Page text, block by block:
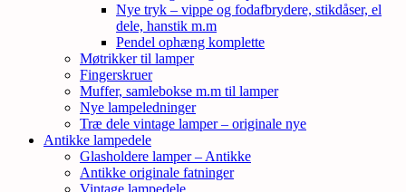
Nye tryk – vippe og fodafbrydere, stikdåser, el
dele, hanstik m.m
Pendel ophæng komplette
Møtrikker til lamper
Fingerskruer
Muffer, samlebokse m.m til lamper
Nye lampeledninger
Træ dele vintage lamper – originale nye
Antikke lampedele
Glasholdere lamper – Antikke
Antikke originale fatninger
Vintage lampedele